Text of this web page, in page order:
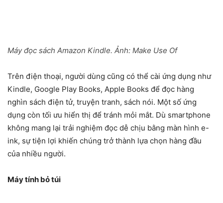
Máy đọc sách Amazon Kindle. Ảnh: Make Use Of
Trên điện thoại, người dùng cũng có thể cài ứng dụng như
Kindle, Google Play Books, Apple Books để đọc hàng
nghìn sách điện tử, truyện tranh, sách nói. Một số ứng
dụng còn tối ưu hiển thị để tránh mỏi mắt. Dù smartphone
không mang lại trải nghiệm đọc dễ chịu bằng màn hình e-
ink, sự tiện lợi khiến chúng trở thành lựa chọn hàng đầu
của nhiều người.
Máy tính bỏ túi